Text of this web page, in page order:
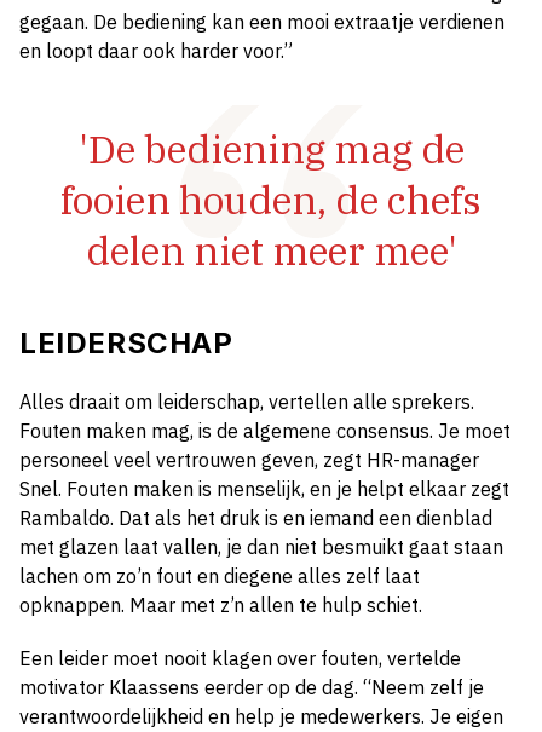
gegaan. De bediening kan een mooi extraatje verdienen
en loopt daar ook harder voor.”
'De bediening mag de
fooien houden, de chefs
delen niet meer mee'
LEIDERSCHAP
Alles draait om leiderschap, vertellen alle sprekers.
Fouten maken mag, is de algemene consensus. Je moet
personeel veel vertrouwen geven, zegt HR-manager
Snel. Fouten maken is menselijk, en je helpt elkaar zegt
Rambaldo. Dat als het druk is en iemand een dienblad
met glazen laat vallen, je dan niet besmuikt gaat staan
lachen om zo’n fout en diegene alles zelf laat
opknappen. Maar met z’n allen te hulp schiet.
Een leider moet nooit klagen over fouten, vertelde
motivator Klaassens eerder op de dag. “Neem zelf je
verantwoordelijkheid en help je medewerkers. Je eigen